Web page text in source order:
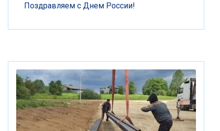
Поздравляем с Днем России!